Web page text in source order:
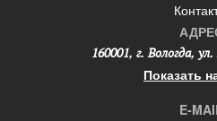
160001, г. Вологда,
Показать
E-